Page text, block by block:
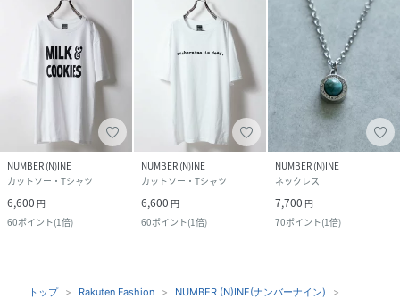
NUMBER (N)INE
カットソー・Tシャツ
6,600 円
60ポイント(1倍)
NUMBER (N)INE
カットソー・Tシャツ
6,600 円
60ポイント(1倍)
NUMBER (N)INE
ネックレス
7,700 円
70ポイント(1倍)
トップ Rakuten Fashion
NUMBER (N)INE(ナンバーナイン)